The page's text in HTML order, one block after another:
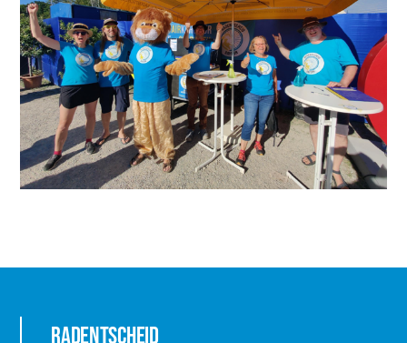
Radentscheid